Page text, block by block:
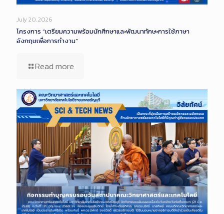
July 20, 2026
โครงการ “เตรียมความพร้อมนักศึกษาและพัฒนาทักษะการใช้ภาษา
อังกฤษเพื่อการทำงาน”
Read more